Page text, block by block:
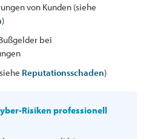
von Kunden (siehe
)
bei
Reputationsschaden)
Risiken professionell